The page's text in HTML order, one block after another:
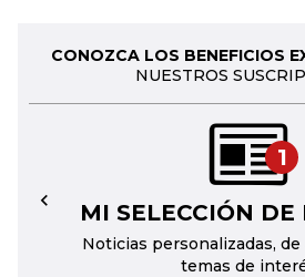
CONOZCA LOS BENEFICIOS
NUESTROS
1
MI SELECCIÓN DE
Noticias personalizadas, de
temas de
←